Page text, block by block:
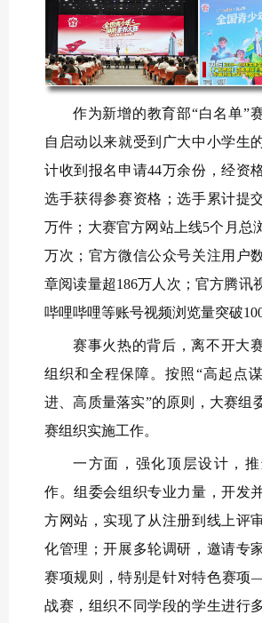
作为新增的教育部“白名单”
自启动以来就受到广大中小学生
计收到报名申请44万余份，经资
选手获得参赛资格；选手累计提
万件；大赛官方网站上线5个月总
万次；官方微信公众号关注用户
章阅读量超186万人次；官方腾讯
哔哩哔哩等账号视频浏览量突破
赛事火热的背后，离不开大
组织和全程保障。按照“高起点
进、高质量落实”的原则，大赛组
赛组织实施工作。
一方面，强化顶层设计，
作。组委会组织专业力量，开发
方网站，实现了从注册到线上评
化管理；开展多轮调研，邀请专
赛项规则，特别是针对特色赛
战赛，组织不同学段的学生进行